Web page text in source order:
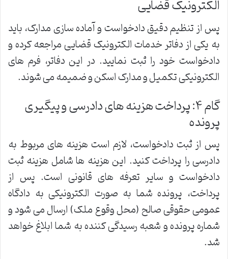
الکترونیک قضایی
پس از تنظیم دقیق دادخواست و آماده سازی مدارک، باید
به یکی از دفاتر خدمات الکترونیک قضایی مراجعه کرده و
دادخواست خود را ثبت نمایید. در این دفاتر، فرم های
الکترونیکی تکمیل و مدارک اسکن و ضمیمه می شوند.
گام ۴: پرداخت هزینه های دادرسی و پیگیری
پرونده
پس از ثبت دادخواست، لازم است هزینه های مربوط به
دادرسی را پرداخت کنید. این هزینه ها شامل هزینه ثبت
دادخواست و سایر تعرفه های قانونی است. پس از
پرداخت، پرونده شما به صورت الکترونیکی به دادگاه
عمومی حقوقی صالح (محل وقوع ملک) ارسال می شود و
شماره پرونده و شعبه رسیدگی کننده به شما ابلاغ خواهد
شد.